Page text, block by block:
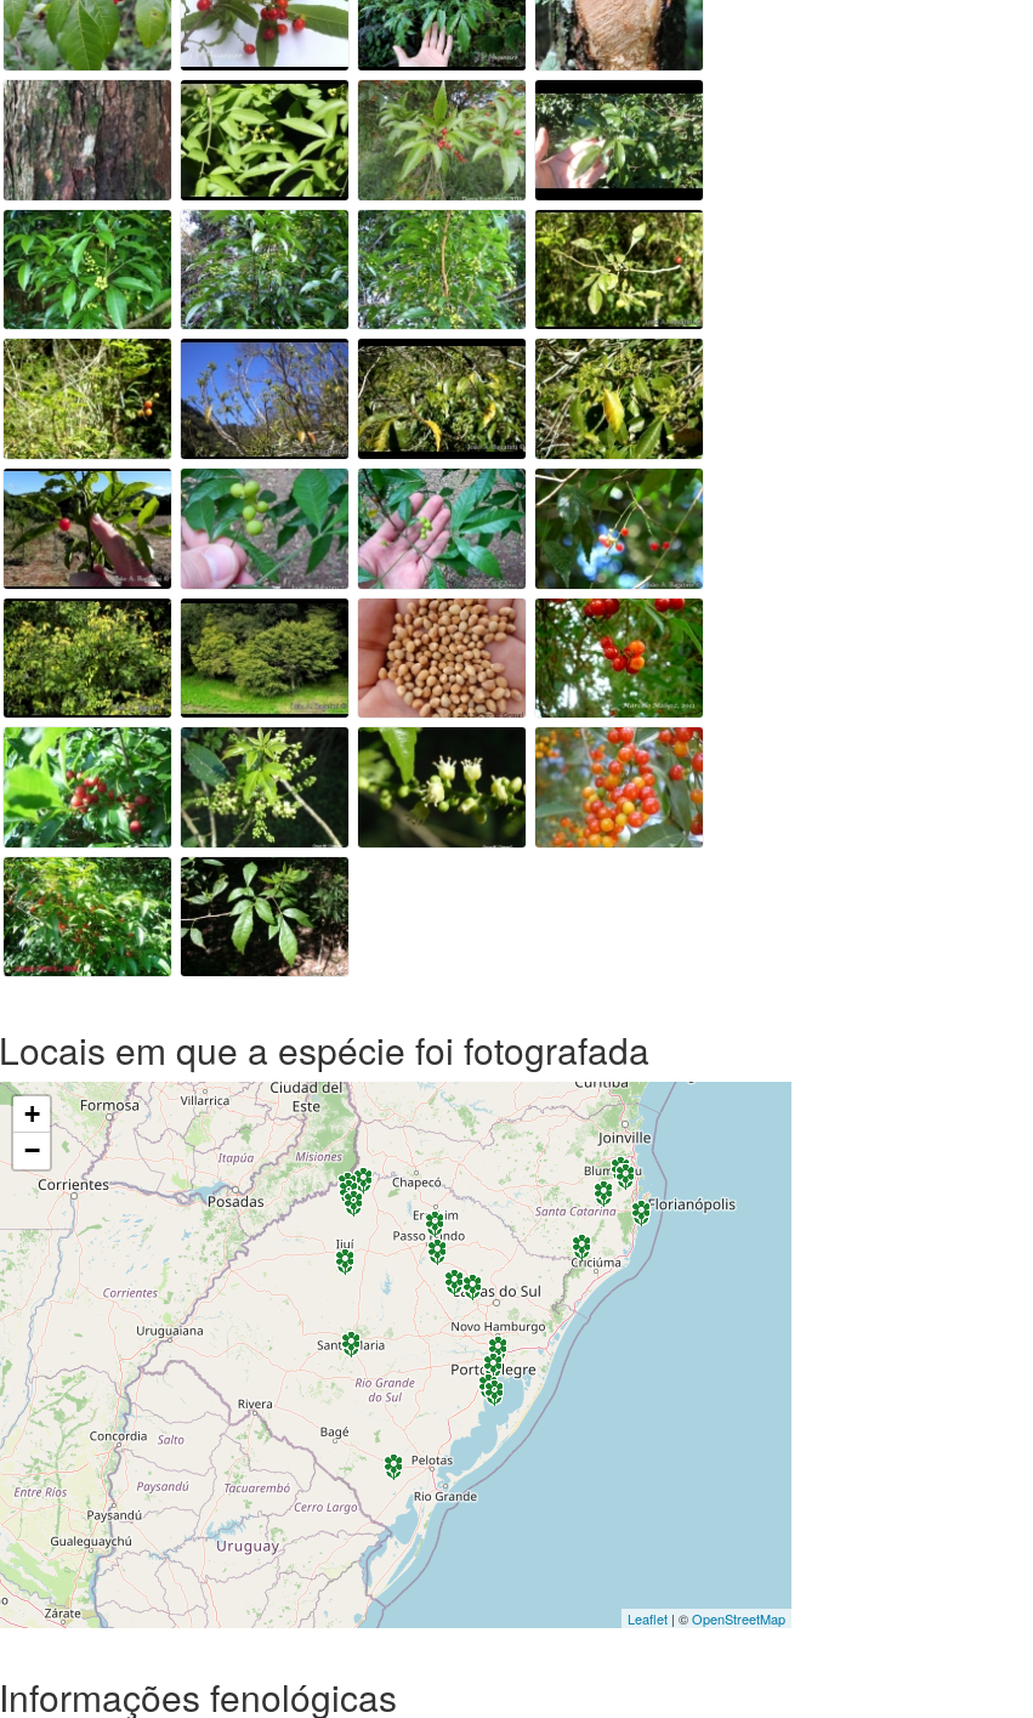
Locais em que a espécie foi fotografada
+
−
Leaflet| ©OpenStreetMap
Informações fenológicas